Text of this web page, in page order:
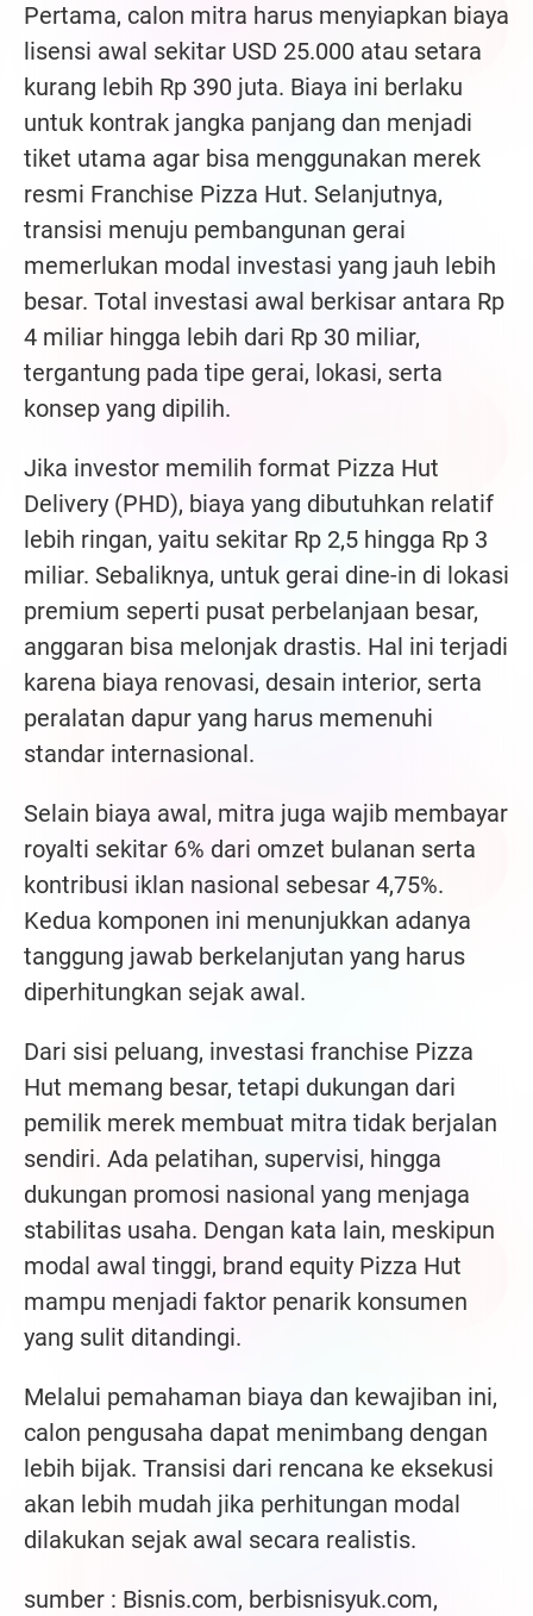
Pertama, calon mitra harus menyiapkan biaya
lisensi awal sekitar USD 25.000 atau setara
kurang lebih Rp 390 juta. Biaya ini berlaku
untuk kontrak jangka panjang dan menjadi
tiket utama agar bisa menggunakan merek
resmi Franchise Pizza Hut. Selanjutnya,
transisi menuju pembangunan gerai
memerlukan modal investasi yang jauh lebih
besar. Total investasi awal berkisar antara Rp
4 miliar hingga lebih dari Rp 30 miliar,
tergantung pada tipe gerai, lokasi, serta
konsep yang dipilih.
Jika investor memilih format Pizza Hut
Delivery (PHD), biaya yang dibutuhkan relatif
lebih ringan, yaitu sekitar Rp 2,5 hingga Rp 3
miliar. Sebaliknya, untuk gerai dine-in di lokasi
premium seperti pusat perbelanjaan besar,
anggaran bisa melonjak drastis. Hal ini terjadi
karena biaya renovasi, desain interior, serta
peralatan dapur yang harus memenuhi
standar internasional.
Selain biaya awal, mitra juga wajib membayar
royalti sekitar 6% dari omzet bulanan serta
kontribusi iklan nasional sebesar 4,75%.
Kedua komponen ini menunjukkan adanya
tanggung jawab berkelanjutan yang harus
diperhitungkan sejak awal.
Dari sisi peluang, investasi franchise Pizza
Hut memang besar, tetapi dukungan dari
pemilik merek membuat mitra tidak berjalan
sendiri. Ada pelatihan, supervisi, hingga
dukungan promosi nasional yang menjaga
stabilitas usaha. Dengan kata lain, meskipun
modal awal tinggi, brand equity Pizza Hut
mampu menjadi faktor penarik konsumen
yang sulit ditandingi.
Melalui pemahaman biaya dan kewajiban ini,
calon pengusaha dapat menimbang dengan
lebih bijak. Transisi dari rencana ke eksekusi
akan lebih mudah jika perhitungan modal
dilakukan sejak awal secara realistis.
sumber : Bisnis.com, berbisnisyuk.com,